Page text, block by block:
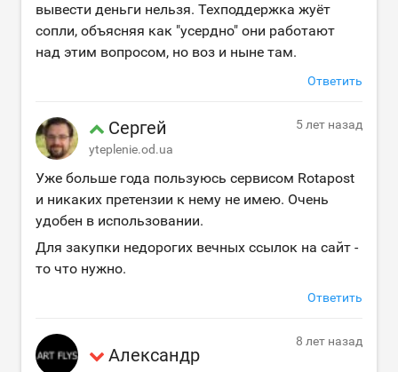
вывести деньги нельзя. Техподдержка жуёт
сопли, объясняя как "усердно" они работают
над этим вопросом, но воз и ныне там.
Ответить
Сергей
yteplenie.od.ua
5 лет назад
Уже больше года пользуюсь сервисом Rotapost
и никаких претензии к нему не имею. Очень
удобен в использовании.
Для закупки недорогих вечных ссылок на сайт -
то что нужно.
Ответить
Александр
8 лет назад